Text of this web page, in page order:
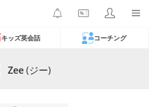
キッズ英会話 コーチング
Zee(ジー)